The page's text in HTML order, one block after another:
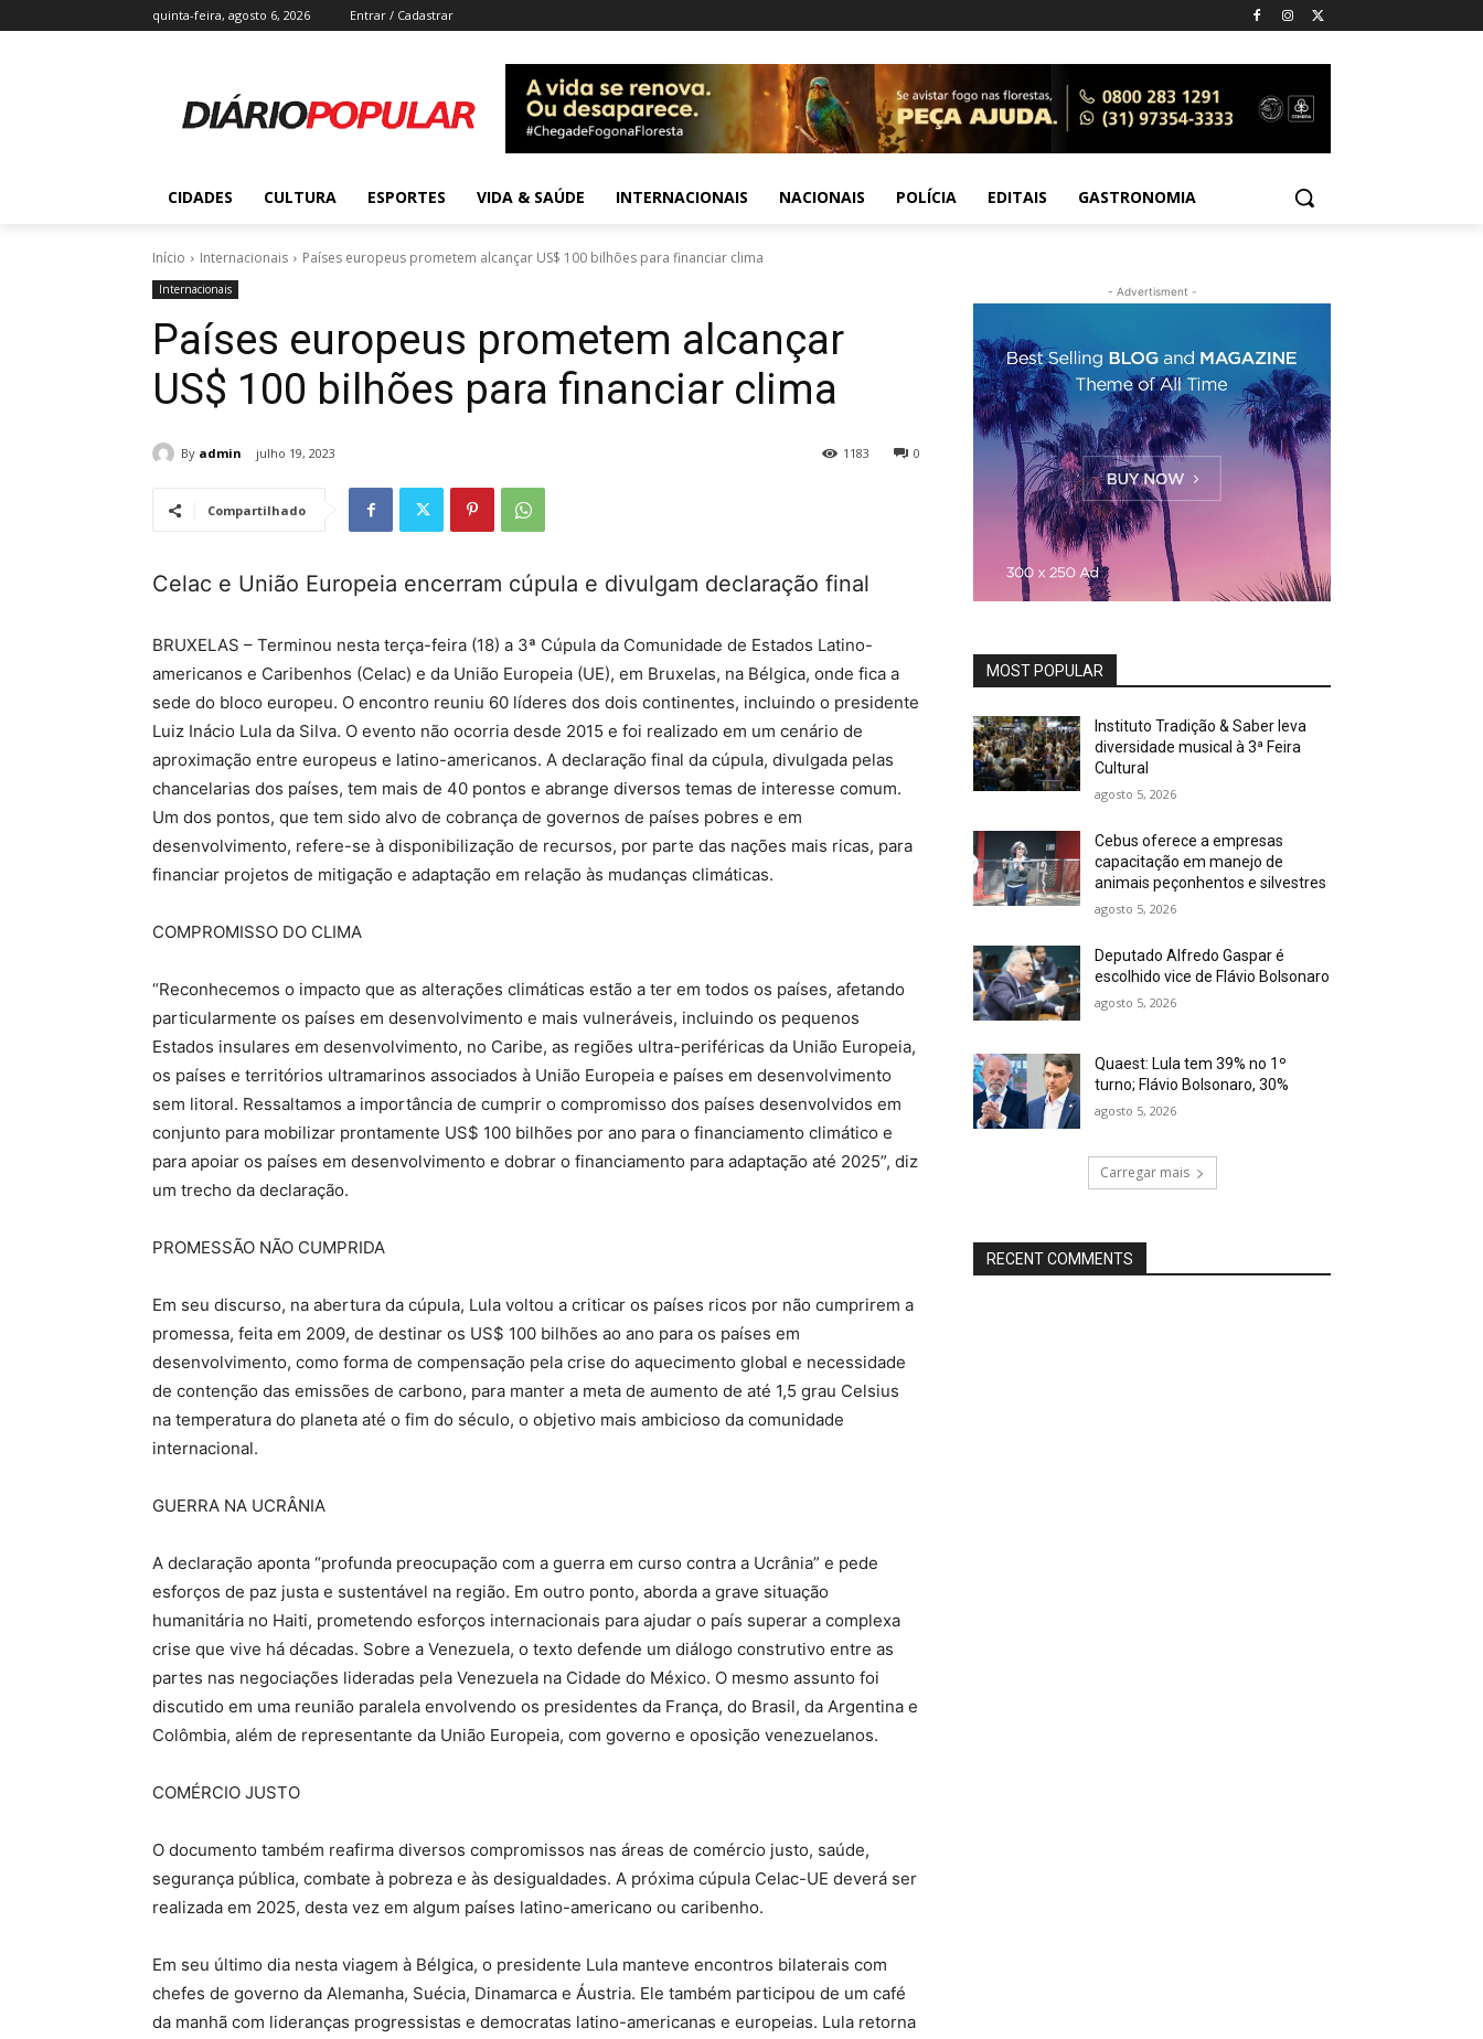
quinta-feira, agosto 6, 2026 Entrar / Cadastrar
CIDADES CULTURA ESPORTES VIDA & SAÚDE INTERNACIONAIS NACIONAIS POLÍCIA EDITAIS GASTRONOMIA
Início Internacionais Países europeus prometem alcançar US$ 100 bilhões para financiar clima
Internacionais
Países europeus prometem alcançar
US$ 100 bilhões para financiar clima
By admin julho 19, 2023 0
1183
Compartilhado
Celac e União Europeia encerram cúpula e divulgam declaração final
BRUXELAS – Terminou nesta terça-feira (18) a 3ª Cúpula da Comunidade de Estados Latino-
americanos e Caribenhos (Celac) e da União Europeia (UE), em Bruxelas, na Bélgica, onde fica a
sede do bloco europeu. O encontro reuniu 60 líderes dos dois continentes, incluindo o presidente
Luiz Inácio Lula da Silva. O evento não ocorria desde 2015 e foi realizado em um cenário de
aproximação entre europeus e latino-americanos. A declaração final da cúpula, divulgada pelas
chancelarias dos países, tem mais de 40 pontos e abrange diversos temas de interesse comum.
Um dos pontos, que tem sido alvo de cobrança de governos de países pobres e em
desenvolvimento, refere-se à disponibilização de recursos, por parte das nações mais ricas, para
financiar projetos de mitigação e adaptação em relação às mudanças climáticas.
COMPROMISSO DO CLIMA
“Reconhecemos o impacto que as alterações climáticas estão a ter em todos os países, afetando
particularmente os países em desenvolvimento e mais vulneráveis, incluindo os pequenos
Estados insulares em desenvolvimento, no Caribe, as regiões ultra-periféricas da União Europeia,
os países e territórios ultramarinos associados à União Europeia e países em desenvolvimento
sem litoral. Ressaltamos a importância de cumprir o compromisso dos países desenvolvidos em
conjunto para mobilizar prontamente US$ 100 bilhões por ano para o financiamento climático e
para apoiar os países em desenvolvimento e dobrar o financiamento para adaptação até 2025”, diz
um trecho da declaração.
PROMESSÃO NÃO CUMPRIDA
Em seu discurso, na abertura da cúpula, Lula voltou a criticar os países ricos por não cumprirem a
promessa, feita em 2009, de destinar os US$ 100 bilhões ao ano para os países em
desenvolvimento, como forma de compensação pela crise do aquecimento global e necessidade
de contenção das emissões de carbono, para manter a meta de aumento de até 1,5 grau Celsius
na temperatura do planeta até o fim do século, o objetivo mais ambicioso da comunidade
internacional.
GUERRA NA UCRÂNIA
A declaração aponta “profunda preocupação com a guerra em curso contra a Ucrânia” e pede
esforços de paz justa e sustentável na região. Em outro ponto, aborda a grave situação
humanitária no Haiti, prometendo esforços internacionais para ajudar o país superar a complexa
crise que vive há décadas. Sobre a Venezuela, o texto defende um diálogo construtivo entre as
partes nas negociações lideradas pela Venezuela na Cidade do México. O mesmo assunto foi
discutido em uma reunião paralela envolvendo os presidentes da França, do Brasil, da Argentina e
Colômbia, além de representante da União Europeia, com governo e oposição venezuelanos.
COMÉRCIO JUSTO
O documento também reafirma diversos compromissos nas áreas de comércio justo, saúde,
segurança pública, combate à pobreza e às desigualdades. A próxima cúpula Celac-UE deverá ser
realizada em 2025, desta vez em algum países latino-americano ou caribenho.
Em seu último dia nesta viagem à Bélgica, o presidente Lula manteve encontros bilaterais com
chefes de governo da Alemanha, Suécia, Dinamarca e Áustria. Ele também participou de um café
da manhã com lideranças progressistas e democratas latino-americanas e europeias. Lula retorna
- Advertisment -
MOST POPULAR
Instituto Tradição & Saber leva
diversidade musical à 3ª Feira
Cultural
agosto 5, 2026
Cebus oferece a empresas
capacitação em manejo de
animais peçonhentos e silvestres
agosto 5, 2026
Deputado Alfredo Gaspar é
escolhido vice de Flávio Bolsonaro
agosto 5, 2026
Quaest: Lula tem 39% no 1º
turno; Flávio Bolsonaro, 30%
agosto 5, 2026
Carregar mais
RECENT COMMENTS